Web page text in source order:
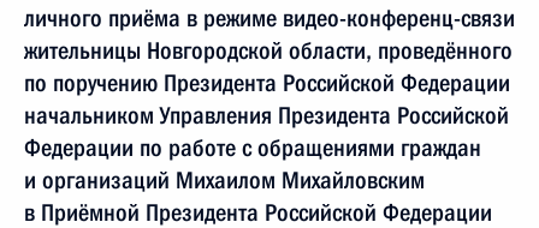
личного приёма в режиме видео-конференц-связи
жительницы Новгородской области, проведённого
по поручению Президента Российской Федерации
начальником Управления Президента Российской
Федерации по работе с обращениями граждан
и организаций Михаилом Михайловским
в Приёмной Президента Российской Федерации